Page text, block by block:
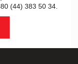
(44) 383 50 34.